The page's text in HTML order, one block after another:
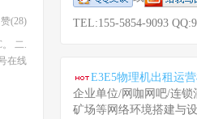
赞(28)
二.
在线
TEL:155-5854-9093
E3E5物理机出租运
企业单位/网咖网吧/连
矿场等网络环境搭建与